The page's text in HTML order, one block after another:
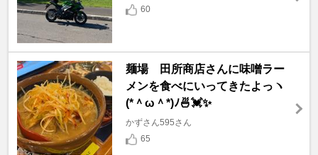
60
麺場 田所商店さんに味噌ラー
メンを食べにいってきたよっヽ
(*＾ω＾*)ﾉ🍜💓✨
かずさん595さん
65